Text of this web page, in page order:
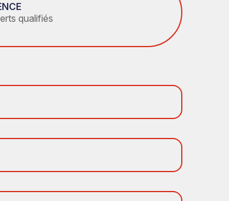
qualifiés